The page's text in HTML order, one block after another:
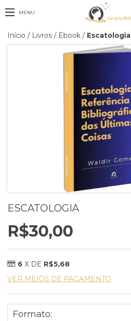
MENU
Início / Livros / Ebook / Escatologia
ESCATOLOGIA
R$30,00
6 X DE R$5,68
VER MEIOS DE PAGAMENTO
Formato: